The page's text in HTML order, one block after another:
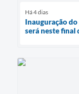
Há 4 dias
Inauguração
será neste final